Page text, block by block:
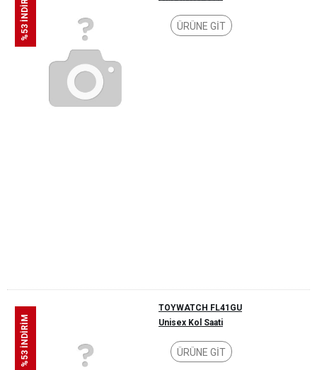
%53 İNDİRİM ÜRÜNE GİT
%53 İNDİRİM
TOYWATCH FL41GU
Unisex Kol Saati
ÜRÜNE GİT